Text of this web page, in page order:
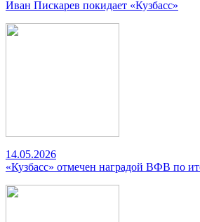
Иван Пискарев покидает «Кузбасс»
14.05.2026
«Кузбасс» отмечен наградой ВФВ по